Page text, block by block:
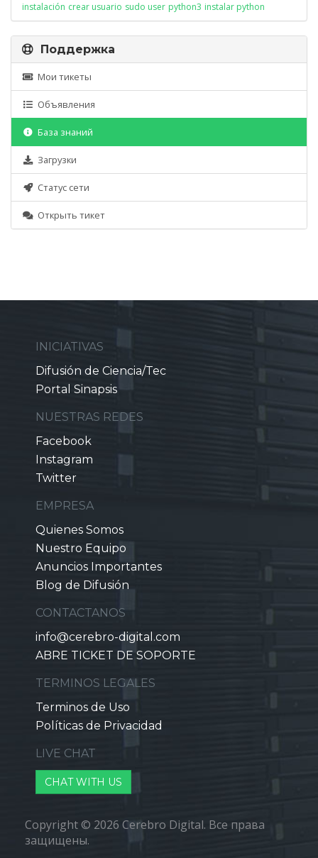
instalación crear usuario sudo user python3 instalar python
Поддержка
Мои тикеты
Объявления
База знаний
Загрузки
Статус сети
Открыть тикет
INICIATIVAS
Difusión de Ciencia/Tec
Portal Sinapsis
NUESTRAS REDES
Facebook
Instagram
Twitter
EMPRESA
Quienes Somos
Nuestro Equipo
Anuncios Importantes
Blog de Difusión
CONTACTANOS
info@cerebro-digital.com
ABRE TICKET DE SOPORTE
TERMINOS LEGALES
Terminos de Uso
Políticas de Privacidad
LIVE CHAT
CHAT WITH US
Copyright © 2026 Cerebro Digital. Все права
защищены.